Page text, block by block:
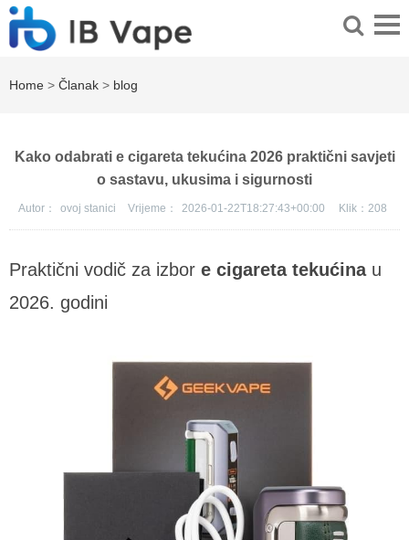
Home > Članak > blog
Kako odabrati e cigareta tekućina 2026 praktični savjeti
o sastavu, ukusima i sigurnosti
Autor： ovoj stanici Vrijeme： 2026-01-22T18:27:43+00:00 Klik： 208
Praktični vodič za izbor e cigareta tekućinau
2026. godini